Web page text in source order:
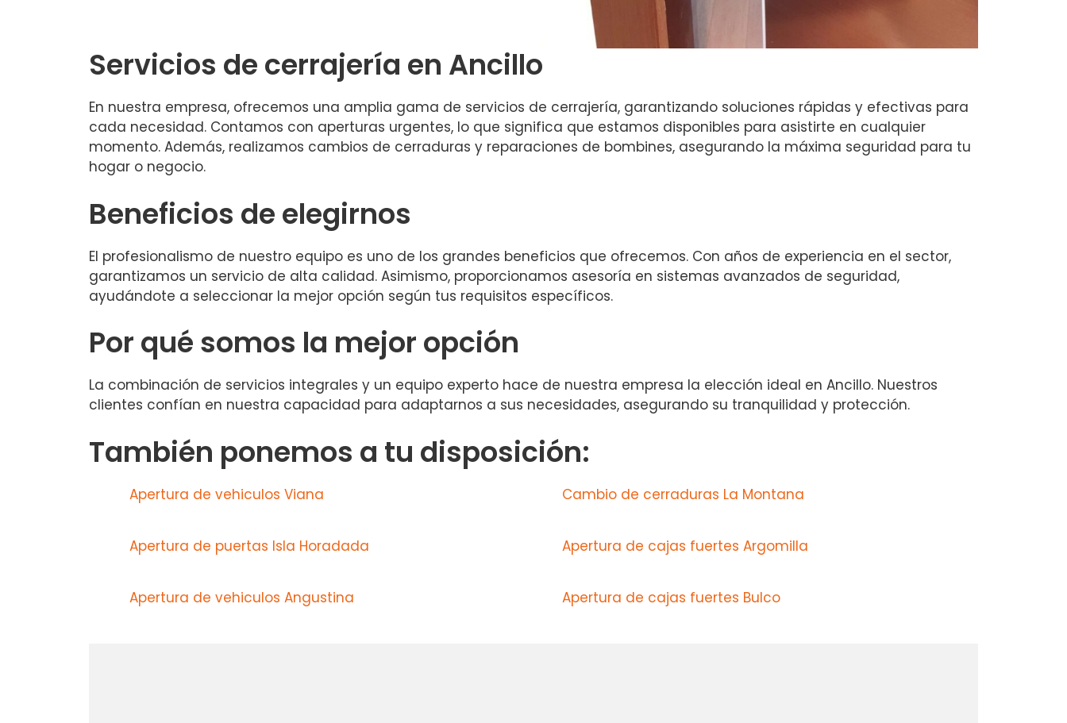
Servicios de cerrajería en Ancillo
En nuestra empresa, ofrecemos una amplia gama de servicios de cerrajería, garantizando soluciones rápidas y efectivas para
cada necesidad. Contamos con aperturas urgentes, lo que significa que estamos disponibles para asistirte en cualquier
momento. Además, realizamos cambios de cerraduras y reparaciones de bombines, asegurando la máxima seguridad para tu
hogar o negocio.
Beneficios de elegirnos
El profesionalismo de nuestro equipo es uno de los grandes beneficios que ofrecemos. Con años de experiencia en el sector,
garantizamos un servicio de alta calidad. Asimismo, proporcionamos asesoría en sistemas avanzados de seguridad,
ayudándote a seleccionar la mejor opción según tus requisitos específicos.
Por qué somos la mejor opción
La combinación de servicios integrales y un equipo experto hace de nuestra empresa la elección ideal en Ancillo. Nuestros
clientes confían en nuestra capacidad para adaptarnos a sus necesidades, asegurando su tranquilidad y protección.
También ponemos a tu disposición:
Apertura de vehiculos Viana Cambio de cerraduras La Montana
Apertura de puertas Isla Horadada Apertura de cajas fuertes Argomilla
Apertura de vehiculos Angustina Apertura de cajas fuertes Bulco